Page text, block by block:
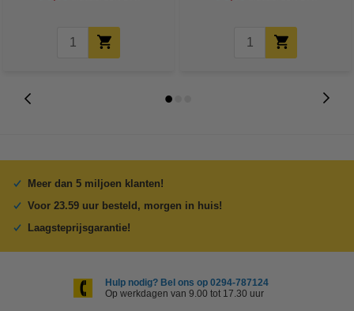
Meer dan 5 miljoen klanten!
Voor 23.59 uur besteld, morgen in huis!
Laagsteprijsgarantie!
Hulp nodig? Bel ons op 0294-787124
Op werkdagen van 9.00 tot 17.30 uur